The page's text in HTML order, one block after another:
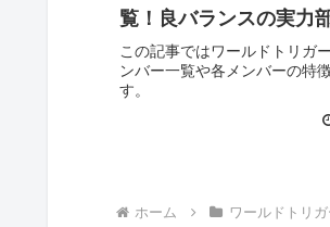
覧！良バランスの実力
この記事ではワールドトリガ
ンバー一覧や各メンバーの特
す。
ホーム ワールドトリガ